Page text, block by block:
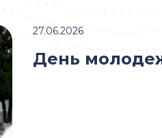
День
27.06.2026